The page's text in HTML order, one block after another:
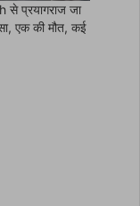
प्रयागराज जा
एक की मौत, कई